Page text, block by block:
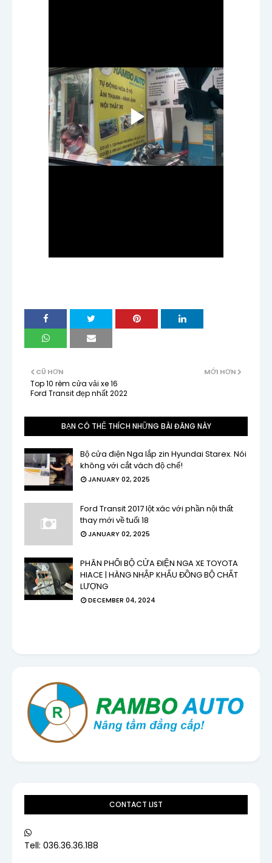
MỚI HƠN
CŨ HƠN
Top 10 rèm cửa vải xe 16
Ford Transit đẹp nhất 2022
BẠN CÓ THỂ THÍCH NHỮNG BÀI ĐĂNG NÀY
Bộ cửa điện Nga lắp zin Hyundai Starex. Nói
không với cắt vách độ chế!
JANUARY 02, 2025
Ford Transit 2017 lột xác với phần nội thất
thay mới về tuổi 18
JANUARY 02, 2025
PHÂN PHỐI BỘ CỬA ĐIỆN NGA XE TOYOTA
HIACE | HÀNG NHẬP KHẨU ĐỒNG BỘ CHẤT
LƯỢNG
DECEMBER 04, 2024
CONTACT LIST
Tell: 036.36.36.188